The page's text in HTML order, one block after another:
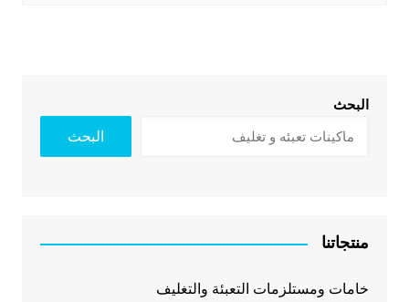
البحث
البحث
منتجاتنا
خامات ومستلزمات التعبئة والتغليف